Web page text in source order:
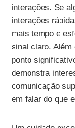
interações. Se
interações
mais tempo e
sinal claro. Além
ponto
demonstra
comunicação
em falar do que